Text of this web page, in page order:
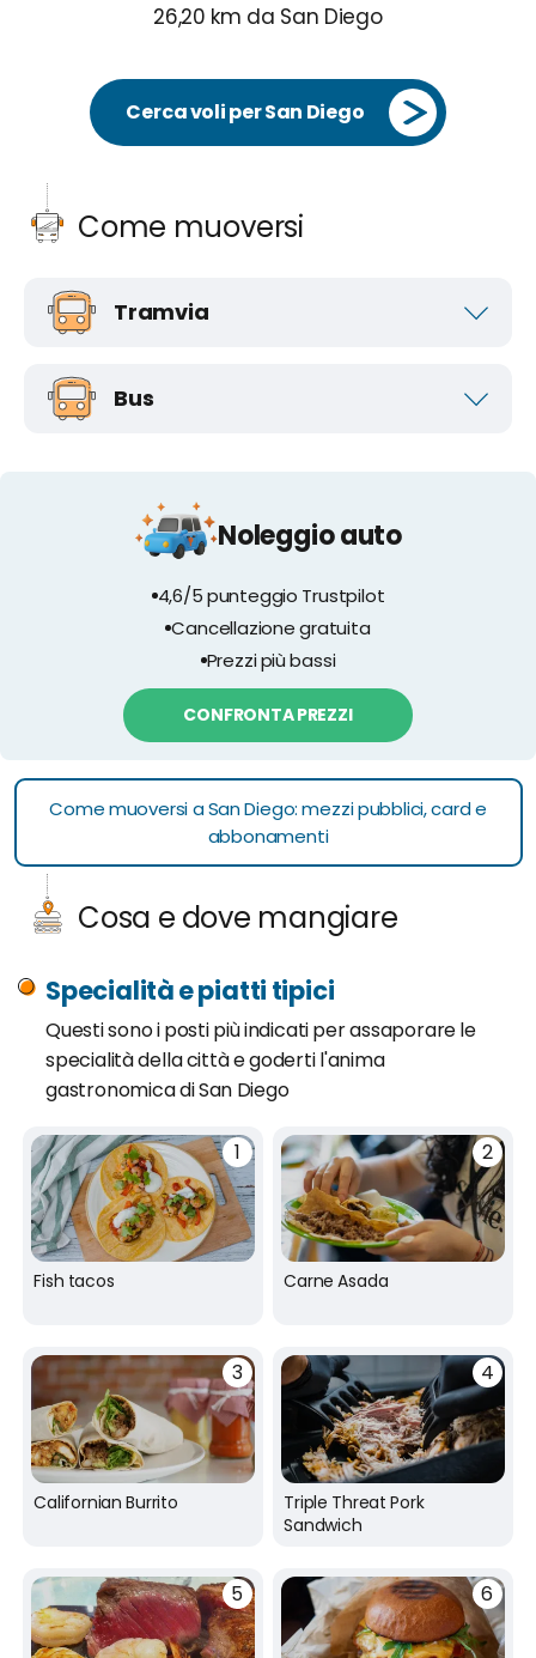
26,20 km da San Diego
Cerca voli per San Diego
Come muoversi
Tramvia
Bus
Noleggio auto
4,6/5 punteggio Trustpilot
Cancellazione gratuita
Prezzi più bassi
CONFRONTA PREZZI
Come muoversi a San Diego: mezzi pubblici, card e
abbonamenti
Cosa e dove mangiare
Specialità e piatti tipici
Questi sono i posti più indicati per assaporare le
specialità della città e goderti l'anima
gastronomica di San Diego
Fish tacos Carne Asada
Californian Burrito
Triple Threat Pork
Sandwich